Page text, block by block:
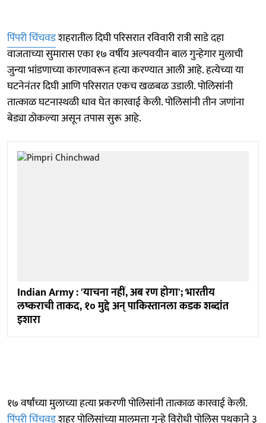
पिंपरी चिंचवडशहरातील दिघी परिसरात रविवारी रात्री साडे दहा
वाजताच्या सुमारास एका १७ वर्षीय अल्पवयीन बाल गुन्हेगार मुलाची
जुन्या भांडणाच्या कारणावरून हत्या करण्यात आली आहे. हत्येच्या या
घटनेनंतर दिघी आणि परिसरात एकच खळबळ उडाली. पोलिसांनी
तात्काळ घटनास्थळी धाव घेत कारवाई केली. पोलिसांनी तीन जणांना
बेड्या ठोकल्या असून तपास सुरू आहे.
Indian Army : 'याचना नहीं, अब रण होगा'; भारतीय
लष्कराची ताकद, १० मुद्दे अन् पाकिस्तानला कडक शब्दांत
इशारा
१७ वर्षांच्या मुलाच्या हत्या प्रकरणी पोलिसांनी तात्काळ कारवाई केली.
पिंपरी चिंचवडशहर पोलिसांच्या मालमत्ता गुन्हे विरोधी पोलिस पथकाने ३